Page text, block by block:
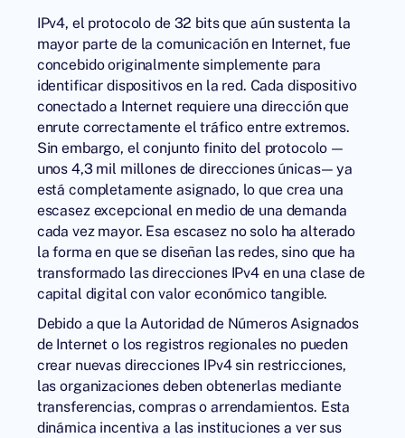
IPv4, el protocolo de 32 bits que aún sustenta la
mayor parte de la comunicación en Internet, fue
concebido originalmente simplemente para
identificar dispositivos en la red. Cada dispositivo
conectado a Internet requiere una dirección que
enrute correctamente el tráfico entre extremos.
Sin embargo, el conjunto finito del protocolo —
unos 4,3 mil millones de direcciones únicas— ya
está completamente asignado, lo que crea una
escasez excepcional en medio de una demanda
cada vez mayor. Esa escasez no solo ha alterado
la forma en que se diseñan las redes, sino que ha
transformado las direcciones IPv4 en una clase de
capital digital con valor económico tangible.
Debido a que la Autoridad de Números Asignados
de Internet o los registros regionales no pueden
crear nuevas direcciones IPv4 sin restricciones,
las organizaciones deben obtenerlas mediante
transferencias, compras o arrendamientos. Esta
dinámica incentiva a las instituciones a ver sus